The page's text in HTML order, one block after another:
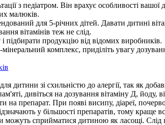
з педіатром. Він врахує особливості
малюків.
для 5-річних дітей. Давати дитині
вітамінів теж не слід.
підбирати продукцію від відомих виробників.
комплекс, приділіть увагу
дитини зі схильністю до алергії, так як
дивіться на дозування вітаміну Д, йоду,
препарат. При появі висипу, діареї,
у більшості препаратів, тому краще
можуть сприйматися дитиною як ласощі.